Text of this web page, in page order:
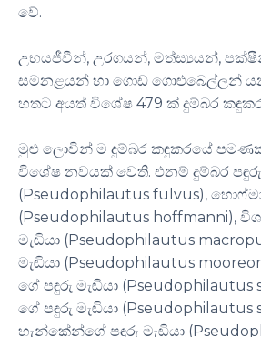
වේ.
උභයජීවීන්, උරගයන්, මත්ස්‍යයන්,
සමනළයන් හා ගොඩ ගොළුබෙල්ලන්
හතට අයත් විශේෂ 479 ක් දුම්බර
මුළු ලොවින් ම දුම්බර කඳුකරයේ
විශේෂ නවයක් වෙති. එනම් දුම්බර පඳුරු
(Pseudophilautus fulvus),
(Pseudophilautus hoffmanni),
මැඬියා (Pseudophilautus
මැඬියා (Pseudophilautus
ගේ පඳුරු මැඬියා (Pseudophilautus
ගේ පඳුරු මැඬියා (Pseudophilautus
හැන්කේන්ගේ පඳුරු මැඬියා